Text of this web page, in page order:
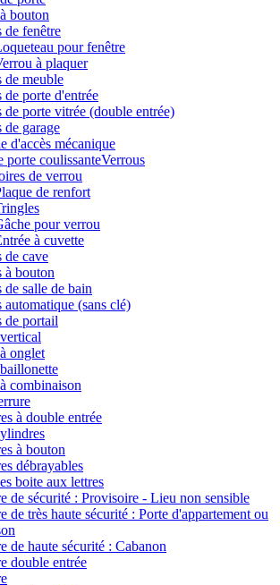
bouton
de fenêtre
pour fenêtre
à plaquer
de meuble
de porte d'entrée
de porte vitrée (double entrée)
de garage
d'accès mécanique
porte coulissanteVerrous
de verrou
de renfort
pour verrou
à cuvette
de cave
à bouton
de salle de bain
automatique (sans clé)
de portail
onglet
combinaison
à double entrée
à bouton
débrayables
boite aux lettres
de sécurité : Provisoire - Lieu non sensible
de très haute sécurité : Porte d'appartement ou
de haute sécurité : Cabanon
double entrée